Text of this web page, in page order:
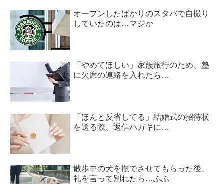
オープンしたばかりのスタバで自撮り
していたのは…マジか
「やめてほしい」家族旅行のため、塾
に欠席の連絡を入れたら…
「ほんと反省してる」結婚式の招待状
を送る際、返信ハガキに…
散歩中の犬を撫でさせてもらった後、
礼を言って別れたら…ふふ